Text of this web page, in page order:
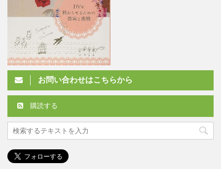
お問い合わせはこちらから
購読する